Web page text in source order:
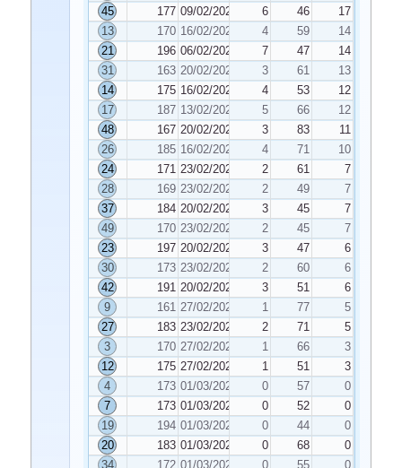
45
177 09/02/2024 6 46
17
13
170 16/02/2024 4 59
14
21
196 06/02/2024 7 47
14
31
163 20/02/2024 3 61
13
14
175 16/02/2024 4 53
12
17
187 13/02/2024 5 66
12
48
167 20/02/2024 3 83
11
26
185 16/02/2024 4 71
10
24
171 23/02/2024 2 61
7
28
169 23/02/2024 2 49
7
37
184 20/02/2024 3 45
7
49
170 23/02/2024 2 45
7
23
197 20/02/2024 3 47
6
30
173 23/02/2024 2 60
6
42
191 20/02/2024 3 51
6
9
161 27/02/2024 1 77
5
27
183 23/02/2024 2 71
5
3
170 27/02/2024 1 66
3
12
175 27/02/2024 1 51
3
4
173 01/03/2024 0 57
0
7
173 01/03/2024 0 52
0
19
194 01/03/2024 0 44
0
20
183 01/03/2024 0 68
0
34
172 01/03/2024 0 55 0